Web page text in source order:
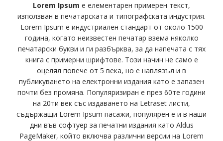
Lorem Ipsum е елементарен примерен текст,
използван в печатарската и типографската индустрия.
Lorem Ipsum е индустриален стандарт от около 1500
година, когато неизвестен печатар взема няколко
печатарски букви и ги разбърква, за да напечата с тях
книга с примерни шрифтове. Този начин не само е
оцелял повече от 5 века, но е навлязъл и в
публикуването на електронни издания като е запазен
почти без промяна. Популяризиран е през 60те години
на 20ти век със издаването на Letraset листи,
съдържащи Lorem Ipsum пасажи, популярен е и в наши
дни във софтуер за печатни издания като Aldus
PageMaker, който включва различни версии на Lorem